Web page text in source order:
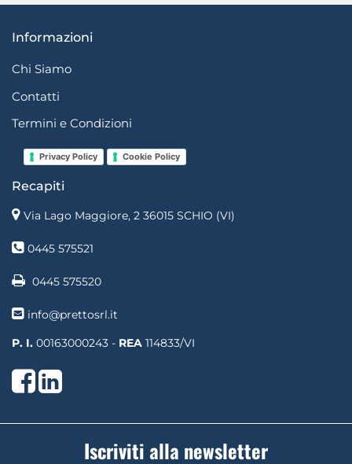
Informazioni
Chi Siamo
Contatti
Termini e Condizioni
Privacy Policy Cookie Policy
Recapiti
Via Lago Maggiore, 2 36015 SCHIO (VI)
0445 575521
0445 575520
info@prettosrl.it
P. I. 00163000243 - REA 114833/VI
Facebook
LinkedIn
Iscriviti alla newsletter